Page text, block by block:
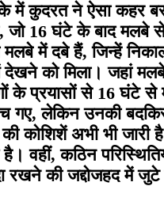
में कुदरत ने ऐसा कहर
16 घंटे के बाद मलबे से
मलबे में दबे हैं, जिन्हें
देखने को मिला। जहां
प्रयासों से 16 घंटे से
गए, लेकिन उनकी
कोशिशें अभी भी
है। वहीं, कठिन
रखने की जद्दोजहद में